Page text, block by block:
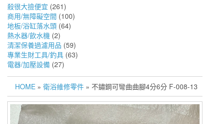
殺很大撿便宜 (261)
商用/無障礙空間 (100)
地板/浴缸落水頭 (64)
熱水器/飲水機 (2)
清潔保養過濾用品 (59)
專業生財工具/釣具 (63)
電器/加壓設備 (27)
HOME » 衛浴維修零件 » 不鏽鋼可彎曲曲腳4分6分 F-008-13